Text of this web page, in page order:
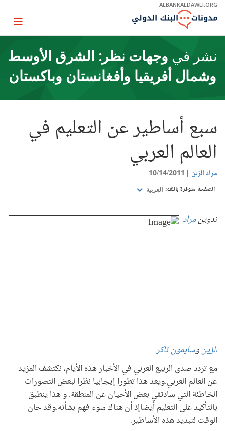
Skip
Main
ALBANKALDAWLI.ORG
Page
نشر في وجهات نظر: الشرق الأوسط
وشمال أفريقيا وأفغانستان وباكستان
سبع أساطير عن التعليم في
العالم العربي
مراد الزين 10/14/2011
الصفحة متوفرة باللغة: العربية
تدوينمراد
الزينوسايمون ثاكر
مع تردد صدى الربيع العربي في الأخبار هذه الأيام، نكتشف المزيد
عن العالم العربي.ويعد هذا تطورا إيجابيا نظرا لبعض التصورات
الخاطئة التي سادتفي بعض الأحيان عن المنطقة. و هذا ينطبق
بالتأكيد على التعليم أيضاإذ أن هناك سوء فهم بشأنه.وقد حان
الوقت لتبديد هذه الأساطير.